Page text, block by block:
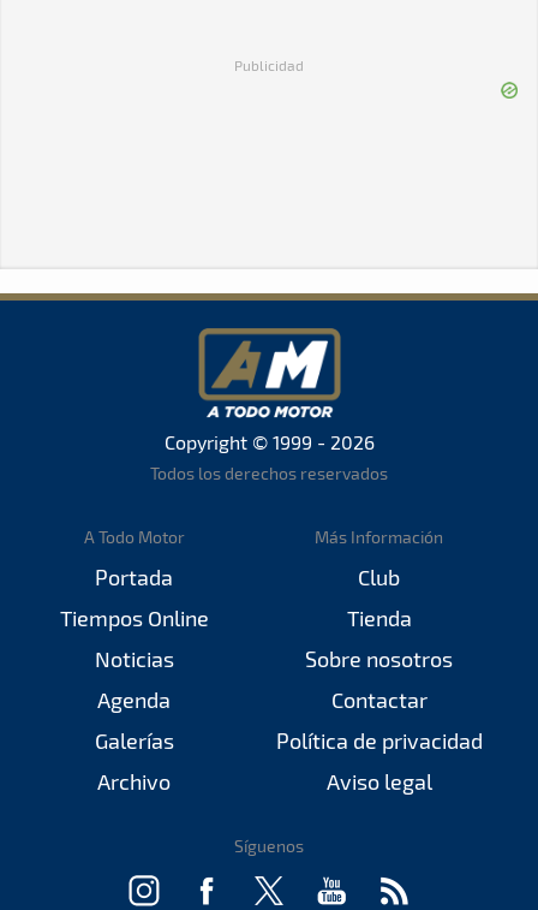
Publicidad
Copyright © 1999 - 2026
Todos los derechos reservados
A Todo Motor
Portada
Tiempos Online
Noticias
Agenda
Galerías
Archivo
Más Información
Club
Tienda
Sobre nosotros
Contactar
Política de privacidad
Aviso legal
Síguenos